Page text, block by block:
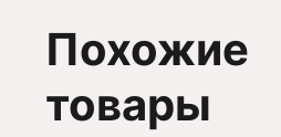
Похожие
товары